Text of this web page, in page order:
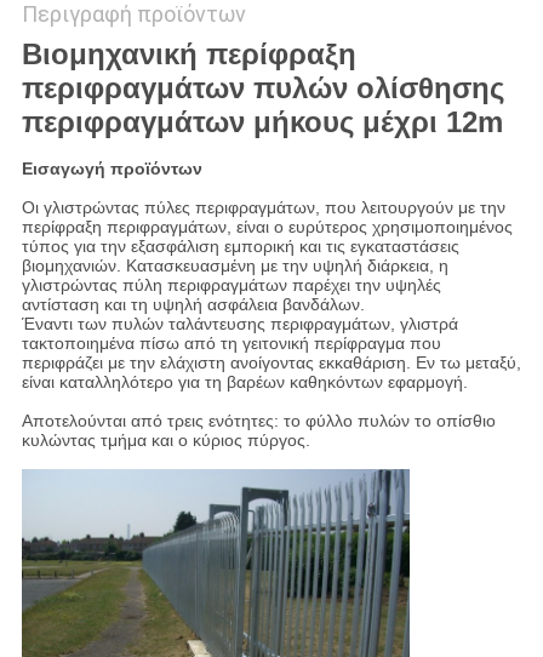
Περιγραφή προϊόντων
Βιομηχανική περίφραξη
περιφραγμάτων πυλών ολίσθησης
περιφραγμάτων μήκους μέχρι 12m
Εισαγωγή προϊόντων
Οι γλιστρώντας πύλες περιφραγμάτων, που λειτουργούν με την
περίφραξη περιφραγμάτων, είναι ο ευρύτερος χρησιμοποιημένος
τύπος για την εξασφάλιση εμπορική και τις εγκαταστάσεις
βιομηχανιών. Κατασκευασμένη με την υψηλή διάρκεια, η
γλιστρώντας πύλη περιφραγμάτων παρέχει την υψηλές
αντίσταση και τη υψηλή ασφάλεια βανδάλων.
Έναντι των πυλών ταλάντευσης περιφραγμάτων, γλιστρά
τακτοποιημένα πίσω από τη γειτονική περίφραγμα που
περιφράζει με την ελάχιστη ανοίγοντας εκκαθάριση. Εν τω μεταξύ,
είναι καταλληλότερο για τη βαρέων καθηκόντων εφαρμογή.
Αποτελούνται από τρεις ενότητες: το φύλλο πυλών το οπίσθιο
κυλώντας τμήμα και ο κύριος πύργος.